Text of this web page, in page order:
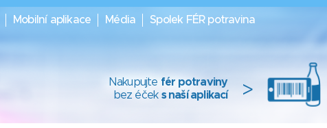
Mobilní aplikace Média Spolek FÉR potravina
Nakupujte fér potraviny
bez éček s naší aplikací >